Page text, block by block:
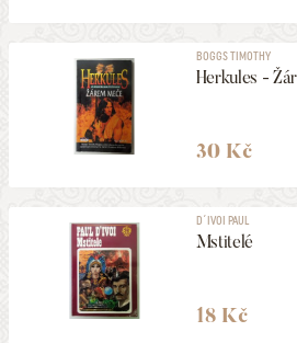
BOGGS TIMOTHY
Herkules -
30 Kč
D´IVOI PAUL
Mstitelé
18 Kč